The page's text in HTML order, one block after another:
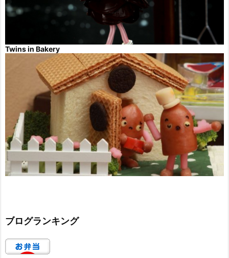
Twins in Bakery
ブログランキング